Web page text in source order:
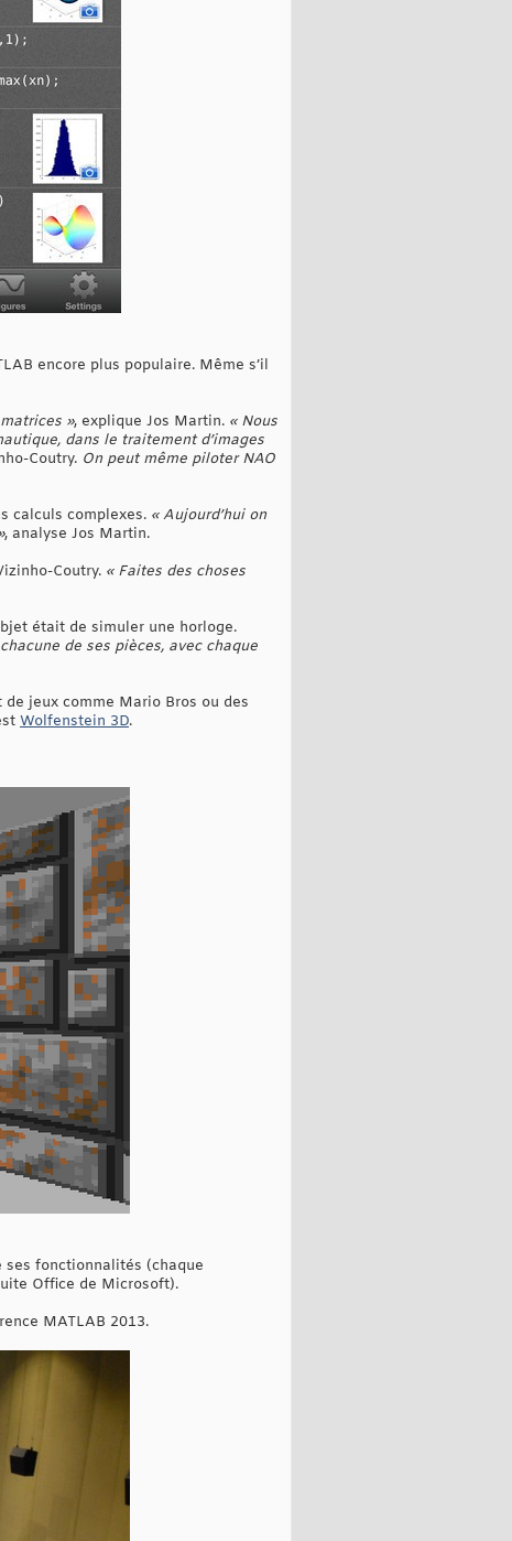
encore plus populaire. Même s’il
», explique Jos Martin. « Nous
dans le traitement d’images
Coutry. On peut même piloter NAO
calculs complexes. « Aujourd’hui on
, analyse Jos Martin.
Coutry. « Faites des choses
était de simuler une horloge.
de ses pièces, avec chaque
jeux comme Mario Bros ou des
Wolfenstein 3D.
ses fonctionnalités (chaque
Office de Microsoft).
MATLAB 2013.